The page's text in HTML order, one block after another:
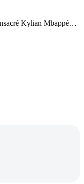
Kylian Mbappé…